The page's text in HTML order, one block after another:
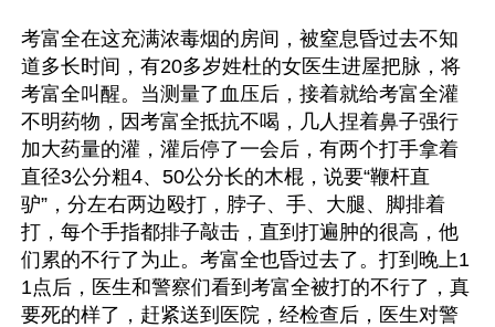
考富全在这充满浓毒烟的房间，被窒息昏过去不知
道多长时间，有20多岁姓杜的女医生进屋把脉，将
考富全叫醒。当测量了血压后，接着就给考富全灌
不明药物，因考富全抵抗不喝，几人捏着鼻子强行
加大药量的灌，灌后停了一会后，有两个打手拿着
直径3公分粗4、50公分长的木棍，说要“鞭杆直
驴”，分左右两边殴打，脖子、手、大腿、脚排着
打，每个手指都排子敲击，直到打遍肿的很高，他
们累的不行了为止。考富全也昏过去了。打到晚上1
1点后，医生和警察们看到考富全被打的不行了，真
要死的样了，赶紧送到医院，经检查后，医生对警